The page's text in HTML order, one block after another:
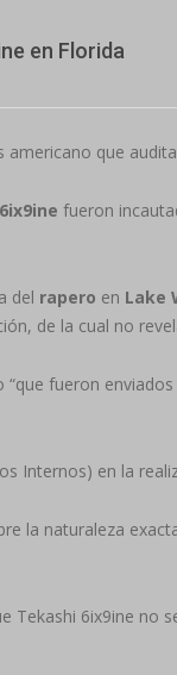
en Florida
americano que
fueron
del rapero en Lake
de la cual no
fueron
Internos) en la
la naturaleza
Tekashi 6ix9ine no